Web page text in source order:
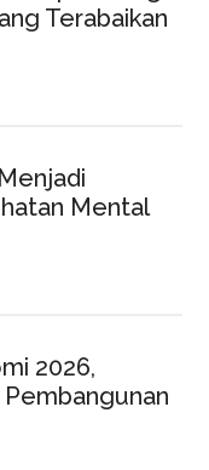
Terabaikan
Mental
2026,